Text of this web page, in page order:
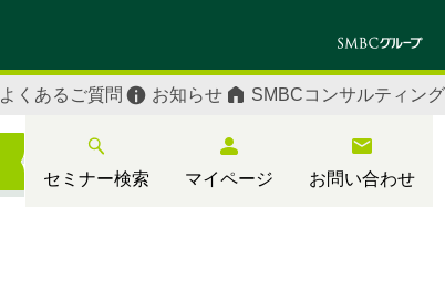
セミナー検索 マイページ お問い合わせ
よくあるご質問 お知らせ SMBCコンサルティング